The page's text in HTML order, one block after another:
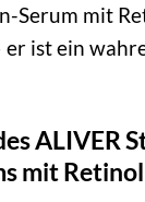
Serum mit
er ist ein
ALIVER
mit